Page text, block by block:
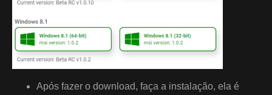
Após fazer o download, faça a instalação, ela é